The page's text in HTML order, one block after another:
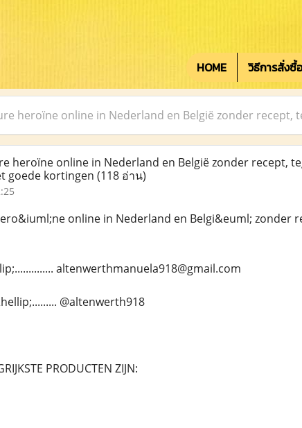
HOME วิธีการสั่งซื้อ
heroïne online in Nederland en België zonder
heroïne online in Nederland en België zonder recept,
goede kortingen (118 อ่าน)
online in Nederland en Belgi&euml; zonder
altenwerthmanuela918@gmail.com
@altenwerth918
PRODUCTEN ZIJN: